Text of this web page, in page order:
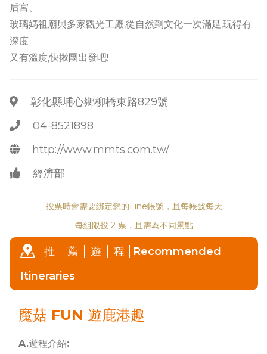
后宮、
玻璃媽祖廟與多家觀光工廠,從自然到文化一次滿足,玩得有
深度
又有溫度,快揪團出發吧!
彰化縣埔心鄉柳橋東路829號
04-8521898
http://www.mmts.com.tw/
經濟部
投票時會需要綁定您的Line帳號，且每帳號每天
每組限投 2 票，且需為不同景點
推 薦 遊 程
Recommended
Itineraries
魔菇 FUN 遊鹿港趣
A.遊程介紹: